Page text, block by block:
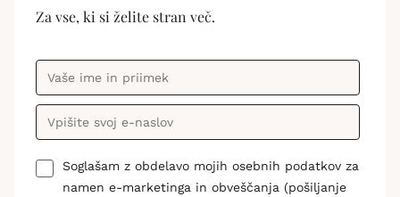
Za vse, ki si želite stran več.
Soglašam z obdelavo mojih osebnih podatkov za
namen e-marketinga in obveščanja (pošiljanje